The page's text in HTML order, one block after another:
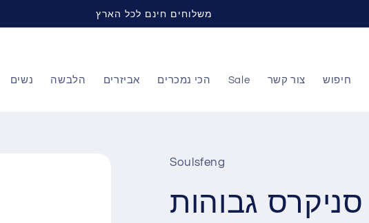
משלוחים חינם לכל הארץ
נשים הלבשה אביזרים הכי נמכרים Sale צור קשר חיפוש
Soulsfeng
סניקרס גבוהות SKYTRACK